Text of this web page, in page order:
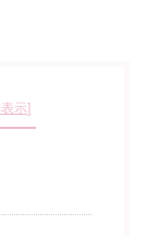
示]